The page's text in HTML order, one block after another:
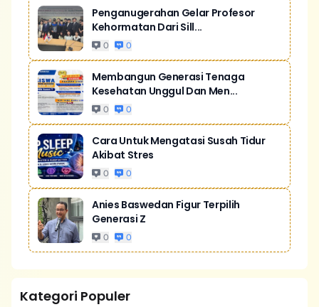
Penganugerahan Gelar Profesor
Kehormatan Dari Sill...
0 0
Membangun Generasi Tenaga
Kesehatan Unggul Dan Men...
0 0
Cara Untuk Mengatasi Susah Tidur
Akibat Stres
0 0
Anies Baswedan Figur Terpilih
Generasi Z
0 0
Kategori Populer